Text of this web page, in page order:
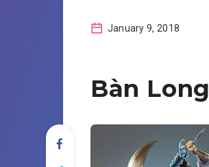
January 9, 2018
Bàn Long